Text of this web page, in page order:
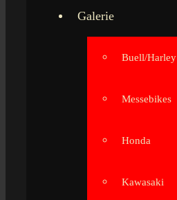
Galerie
Buell/Harley
Messebikes
Honda
Kawasaki